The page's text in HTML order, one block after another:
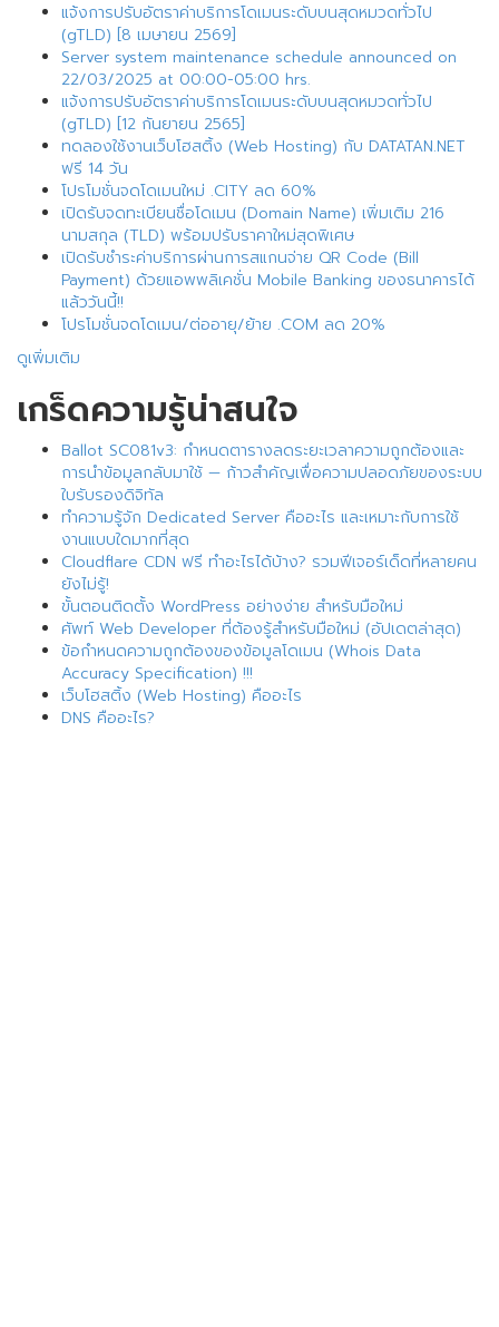
แจ้งการปรับอัตราค่าบริการโดเมนระดับบนสุดหมวดทั่วไป
(gTLD) [8 เมษายน 2569]
Server system maintenance schedule announced on
22/03/2025 at 00:00-05:00 hrs.
แจ้งการปรับอัตราค่าบริการโดเมนระดับบนสุดหมวดทั่วไป
(gTLD) [12 กันยายน 2565]
ทดลองใช้งานเว็บโฮสติ้ง (Web Hosting) กับ DATATAN.NET
ฟรี 14 วัน
โปรโมชั่นจดโดเมนใหม่ .CITY ลด 60%
เปิดรับจดทะเบียนชื่อโดเมน (Domain Name) เพิ่มเติม 216
นามสกุล (TLD) พร้อมปรับราคาใหม่สุดพิเศษ
เปิดรับชำระค่าบริการผ่านการสแกนจ่าย QR Code (Bill
Payment) ด้วยแอพพลิเคชั่น Mobile Banking ของธนาคารได้
แล้ววันนี้!!
โปรโมชั่นจดโดเมน/ต่ออายุ/ย้าย .COM ลด 20%
ดูเพิ่มเติม
เกร็ดความรู้น่าสนใจ
Ballot SC081v3: กำหนดตารางลดระยะเวลาความถูกต้องและ
การนำข้อมูลกลับมาใช้ — ก้าวสำคัญเพื่อความปลอดภัยของระบบ
ใบรับรองดิจิทัล
ทำความรู้จัก Dedicated Server คืออะไร และเหมาะกับการใช้
งานแบบใดมากที่สุด
Cloudflare CDN ฟรี ทำอะไรได้บ้าง? รวมฟีเจอร์เด็ดที่หลายคน
ยังไม่รู้!
ขั้นตอนติดตั้ง WordPress อย่างง่าย สำหรับมือใหม่
ศัพท์ Web Developer ที่ต้องรู้สำหรับมือใหม่ (อัปเดตล่าสุด)
ข้อกำหนดความถูกต้องของข้อมูลโดเมน (Whois Data
Accuracy Specification) !!!
เว็บโฮสติ้ง (Web Hosting) คืออะไร
DNS คืออะไร?